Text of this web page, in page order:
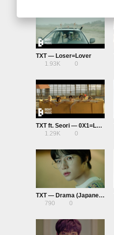
TXT — Loser=Lover
1.93K
0
TXT ft. Seori — 0X1=LOVESONG (I Know I Love You)
1.29K
0
TXT — Drama (Japanese Ver.)
790
0